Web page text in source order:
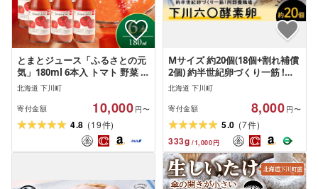
とまとジュース「ふるさとの元
気」180ml 6本入 トマト 野菜 や
さい 故郷 ふるさと 納税 国産 北
海道産 北海道 下川町
北海道 下川町
寄付金額 10,000 円〜
4.8 (19件)
Mサイズ 約20個(18個+割れ補償
2個) 約半世紀卵づくり一筋 !
『下川六〇酵素卵』 下川ろくま
る あべ養鶏場 割れ補償付き た
まご
北海道 下川町
寄付金額 8,000 円〜
5.0 (7件)
333g /1,000円